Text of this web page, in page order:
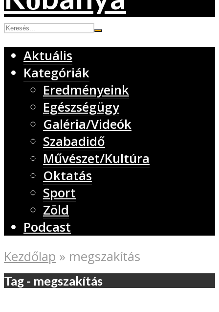
Aktuális
Kategóriák
Eredményeink
Egészségügy
Galéria/Videók
Szabadidő
Művészet/Kultúra
Oktatás
Sport
Zöld
Podcast
Kezdőlap » megszakítás
Tag - megszakítás